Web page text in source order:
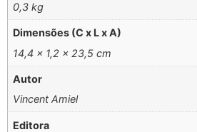
0,3 kg
Dimensões (C x L x A)
14,4 × 1,2 × 23,5 cm
Autor
Vincent Amiel
Editora